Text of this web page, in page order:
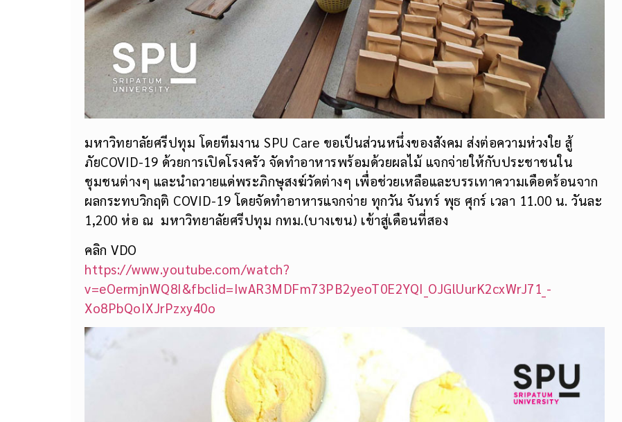
มหาวิทยาลัยศรีปทุม โดยทีมงาน SPU Care ขอเป็นส่วนหนึ่งของสังคม ส่งต่อความห่วงใย สู้
ภัยCOVID-19 ด้วยการเปิดโรงครัว จัดทำอาหารพร้อมด้วยผลไม้ แจกจ่ายให้กับประชาชนใน
ชุมชนต่างๆ และนำถวายแด่พระภิกษุสงฆ์วัดต่างๆ เพื่อช่วยเหลือและบรรเทาความเดือดร้อนจาก
ผลกระทบวิกฤติ COVID-19 โดยจัดทำอาหารแจกจ่าย ทุกวัน จันทร์ พุธ ศุกร์ เวลา 11.00 น. วันละ
1,200 ห่อ ณ มหาวิทยาลัยศรีปทุม กทม.(บางเขน) เข้าสู่เดือนที่สอง
คลิก VDO
https://www.youtube.com/watch?
v=eOermjnWQ8I&fbclid=IwAR3MDFm73PB2yeoT0E2YQI_OJGlUurK2cxWrJ71_-
Xo8PbQoIXJrPzxy40o